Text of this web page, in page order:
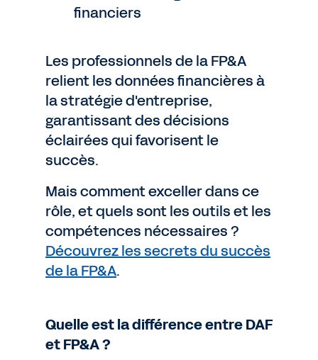
financiers
Les professionnels de la FP&A
relient les données financières à
la stratégie d'entreprise,
garantissant des décisions
éclairées qui favorisent le
succès.
Mais comment exceller dans ce
rôle, et quels sont les outils et les
compétences nécessaires ?
Découvrez les secrets du succès
de la FP&A.
Quelle est la différence entre DAF
et FP&A ?